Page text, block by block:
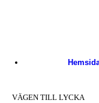
VÄGEN TILL LYCKA